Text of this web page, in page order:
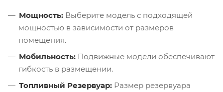
Мощность: Выберите модель с подходящей
мощностью в зависимости от размеров
помещения.
Мобильность: Подвижные модели обеспечивают
гибкость в размещении.
Топливный Резервуар: Размер резервуара